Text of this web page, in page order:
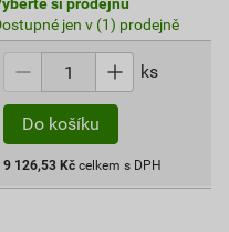
si prodejnu
jen v (1) prodejně
ks
Do košíku
9 126,53 Kč celkem s DPH